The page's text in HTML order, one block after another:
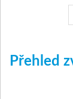
Přehled